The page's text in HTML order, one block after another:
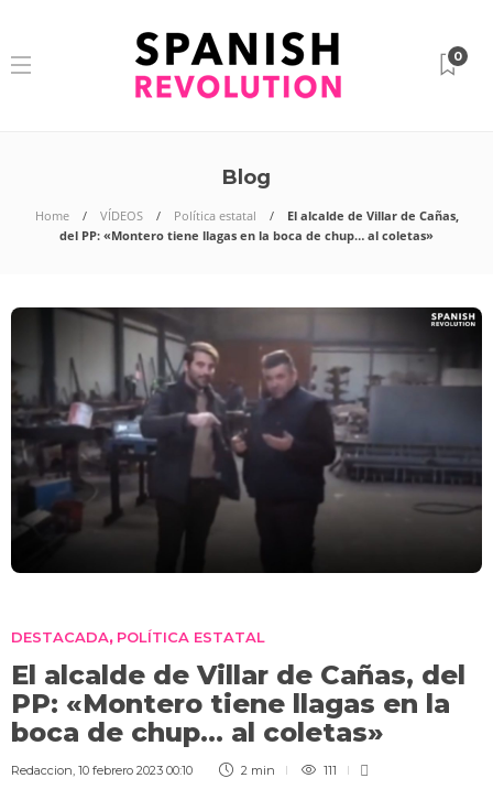
0
Blog
Home VÍDEOS Política estatal
El alcalde de Villar de Cañas,
del PP: «Montero tiene llagas en la boca de chup… al coletas»
DESTACADA, POLÍTICA ESTATAL
El alcalde de Villar de Cañas, del
PP: «Montero tiene llagas en la
boca de chup… al coletas»
Redaccion 10 febrero 2023 00:10 2 min 111